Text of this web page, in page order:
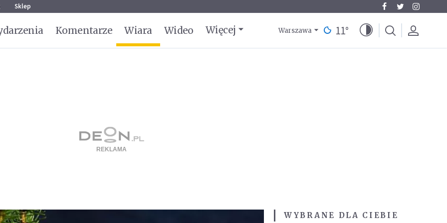
Sklep
Komentarze Wiara Wideo Więcej Warszawa 11°
WYBRANE DLA CIEBIE